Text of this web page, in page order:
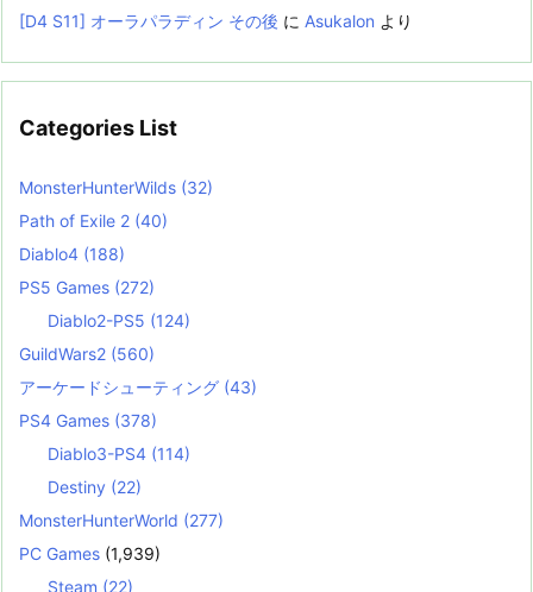
[D4 S11] オーラパラディン その後 に Asukalon より
Categories List
MonsterHunterWilds (32)
Path of Exile 2 (40)
Diablo4 (188)
PS5 Games (272)
Diablo2-PS5 (124)
GuildWars2 (560)
アーケードシューティング (43)
PS4 Games (378)
Diablo3-PS4 (114)
Destiny (22)
MonsterHunterWorld (277)
PC Games (1,939)
Steam (22)